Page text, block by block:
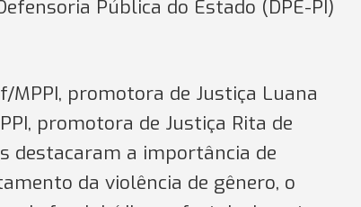
Pública do Estado (DPE-PI)
promotora de Justiça Luana
promotora de Justiça Rita de
destacaram a importância de
da violência de gênero, o